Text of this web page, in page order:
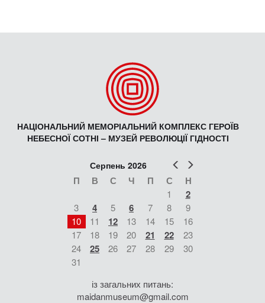
НАЦІОНАЛЬНИЙ МЕМОРІАЛЬНИЙ КОМПЛЕКС ГЕРОЇВ
НЕБЕСНОЇ СОТНІ – МУЗЕЙ РЕВОЛЮЦІЇ ГІДНОСТІ
Попер
Серпень 2026
П В С Ч П С Н
1 2
3 4 5 6 7 8
9
10
11 12 13 14 15
16
17
18 19 20 21 22
23
24
25 26 27 28 29
30
31
із загальних питань:
maidanmuseum@gmail.com